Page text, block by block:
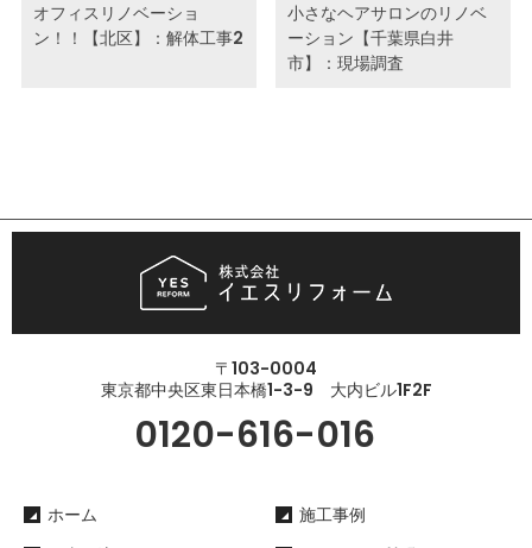
オフィスリノベーショ
ン！！【北区】：解体工事2
小さなヘアサロンのリノベ
ーション【千葉県白井
市】：現場調査
〒103-0004
東京都中央区東日本橋1-3-9 大内ビル1F2F
0120-616-016
ホーム
施工事例